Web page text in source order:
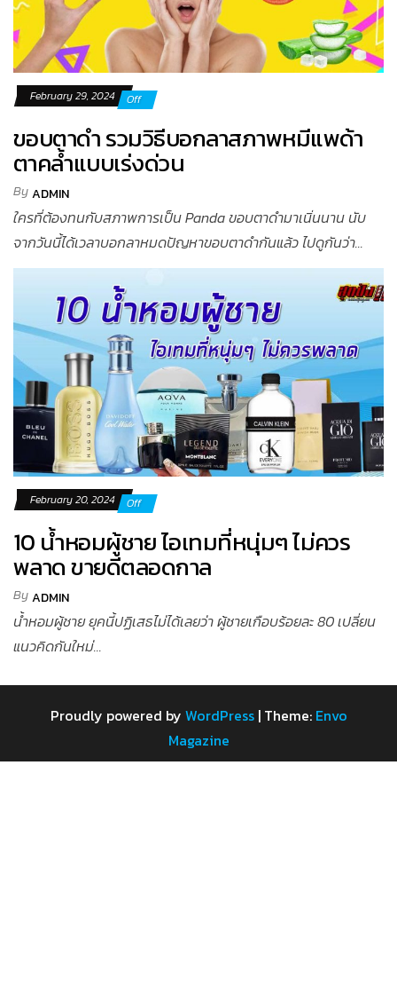
February 29, 2024 Off
ขอบตาดำ รวมวิธีบอกลาสภาพหมีแพด้า
ตาคล้ำแบบเร่งด่วน
ByADMIN
ใครที่ต้องทนกับสภาพการเป็น Panda ขอบตาดำมาเนิ่นนาน นับ
จากวันนี้ได้เวลาบอกลาหมดปัญหาขอบตาดำกันแล้ว ไปดูกันว่า...
February 20, 2024 Off
10 น้ำหอมผู้ชาย ไอเทมที่หนุ่มๆ ไม่ควร
พลาด ขายดีตลอดกาล
ByADMIN
น้ำหอมผู้ชาย ยุคนี้ปฏิเสธไม่ได้เลยว่า ผู้ชายเกือบร้อยละ 80 เปลี่ยน
แนวคิดกันใหม่...
Proudly powered by WordPress | Theme: Envo
Magazine